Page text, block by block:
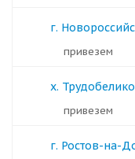
г.
Привезем
х.
Привезем
г. Ростов-на-